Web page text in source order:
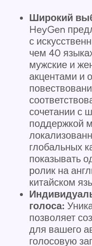
Широкий
HeyGen
с
чем 40
мужские и
акцентами и
сочетании с
поддержкой
глобальных
показывать
ролик на
китайском
голоса:
позволяет
для вашего
голосовую